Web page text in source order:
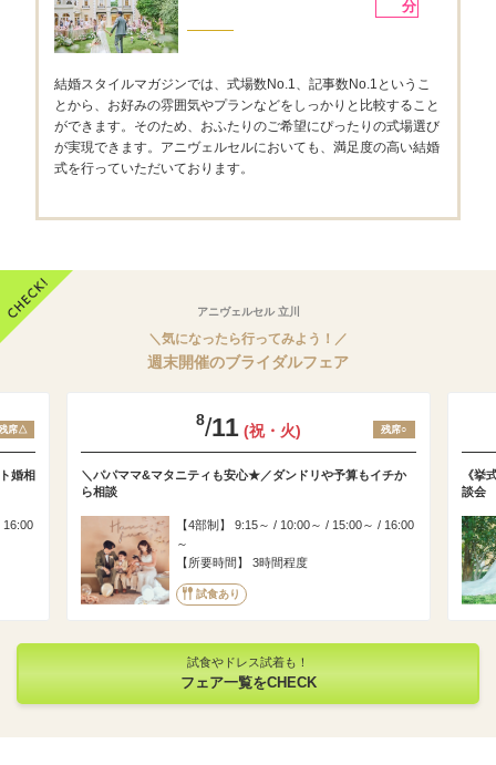
分
結婚スタイルマガジンでは、式場数No.1、記事数No.1というこ
とから、お好みの雰囲気やプランなどをしっかりと比較すること
ができます。そのため、おふたりのご希望にぴったりの式場選び
が実現できます。アニヴェルセルにおいても、満足度の高い結婚
式を行っていただいております。
アニヴェルセル 立川
＼気になったら行ってみよう！／
週末開催のブライダルフェア
席△
婚相
16:00
8/11 (祝・火) 残席○
＼パパママ&マタニティも安心★／ダンドリや予算もイチか
ら相談
4部制
9:15～ / 10:00～ / 15:00～ / 16:00
～
所要時間
3時間程度
試食あり
《挙
談会
試食やドレス試着も！
フェア一覧をCHECK